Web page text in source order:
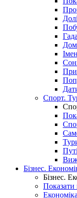
Долі
Спорт.
Бізнес.
Бізнес.
Показати